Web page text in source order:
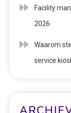
Facility
2026
Waarom
service